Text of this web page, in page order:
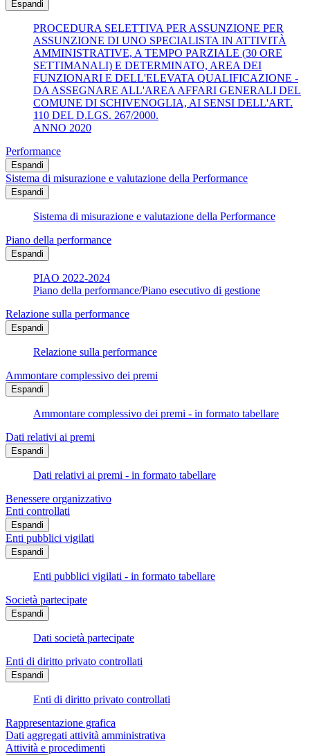
Espandi
PROCEDURA SELETTIVA PER ASSUNZIONE PER
ASSUNZIONE DI UNO SPECIALISTA IN ATTIVITÀ
AMMINISTRATIVE, A TEMPO PARZIALE (30 ORE
SETTIMANALI) E DETERMINATO, AREA DEI
FUNZIONARI E DELL'ELEVATA QUALIFICAZIONE -
DA ASSEGNARE ALL'AREA AFFARI GENERALI DEL
COMUNE DI SCHIVENOGLIA, AI SENSI DELL'ART.
110 DEL D.LGS. 267/2000.
ANNO 2020
Performance
Espandi
Sistema di misurazione e valutazione della Performance
Espandi
Sistema di misurazione e valutazione della Performance
Piano della performance
Espandi
PIAO 2022-2024
Piano della performance/Piano esecutivo di gestione
Relazione sulla performance
Espandi
Relazione sulla performance
Ammontare complessivo dei premi
Espandi
Ammontare complessivo dei premi - in formato tabellare
Dati relativi ai premi
Espandi
Dati relativi ai premi - in formato tabellare
Benessere organizzativo
Enti controllati
Espandi
Enti pubblici vigilati
Espandi
Enti pubblici vigilati - in formato tabellare
Società partecipate
Espandi
Dati società partecipate
Enti di diritto privato controllati
Espandi
Enti di diritto privato controllati
Rappresentazione grafica
Dati aggregati attività amministrativa
Attività e procedimenti